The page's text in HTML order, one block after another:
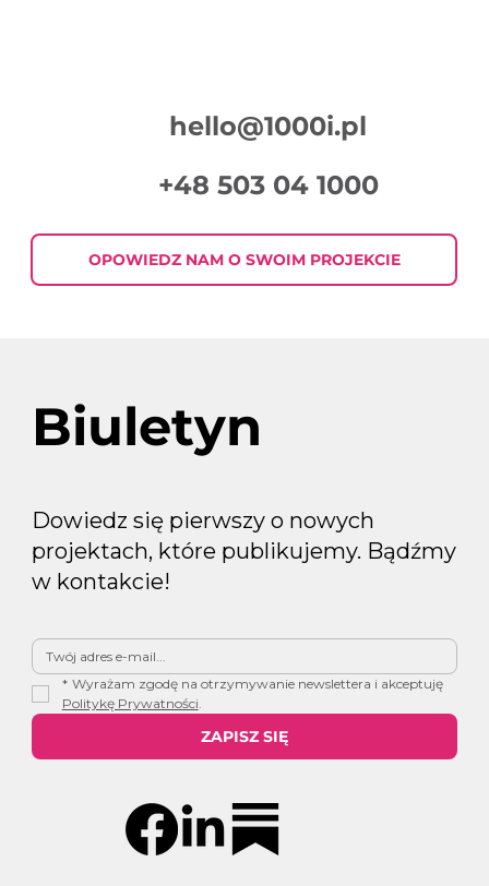
Podsumowanie Tygodnia w Digital
Marketingu 2026-07-30
hello@1000i.pl
+48 503 04 1000
OPOWIEDZ NAM O SWOIM PROJEKCIE
Biuletyn
Dowiedz się pierwszy o nowych
projektach, które publikujemy. Bądźmy
w kontakcie!
*
Wyrażam zgodę na otrzymywanie newslettera i akceptuję
Politykę Prywatności.
ZAPISZ SIĘ